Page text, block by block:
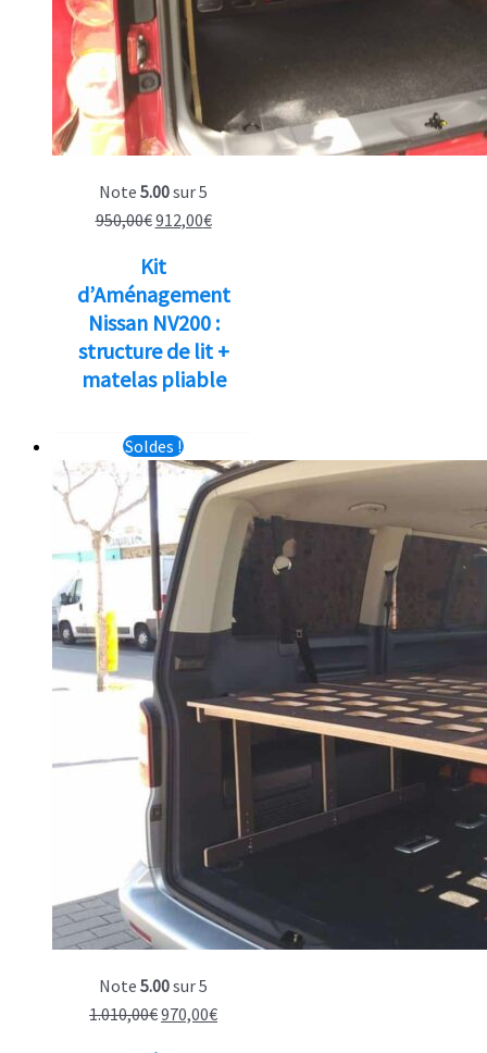
Note 5.00sur 5
950,00€Le
initial
était :
950,00€.
912,00€Le
est :
912,00€.
Kit
d’Aménagement
Nissan NV200 :
structure de lit +
matelas pliable
Soldes !
Note 5.00sur 5
1.010,00€Le
970,00€Le